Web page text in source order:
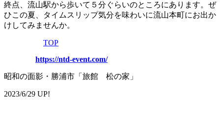
終点、流山駅から歩いて５分ぐらいのところにあります。ぜ
ひこの夏、タイムスリップ気分を味わいに流山本町にお出か
けしてみませんか。
TOP
https://ntd-event.com/
昭和の面影・勝浦市「旅館 松の家」
2023/6/29 UP!